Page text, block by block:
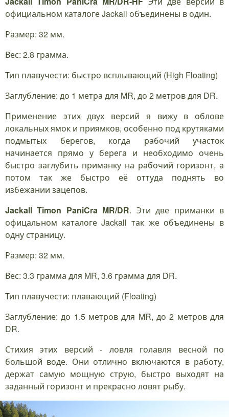
официальном каталоге Jackall объединены в один.
Размер: 32 мм.
Вес: 2.8 грамма.
Тип плавучести: быстро всплывающий (High Floating)
Заглубление: до 1 метра для MR, до 2 метров для DR.
Применение этих двух версий я вижу в облове
локальных ямок и приямков, особенно под крутяками
подмытых берегов, когда рабочий участок
начинается прямо у берега и необходимо очень
быстро заглубить приманку на рабочий горизонт, а
потом так же быстро её оттуда поднять во
избежании зацепов.
Jackall Timon PaniCra MR/DR. Эти две приманки в
офицальном каталоге Jackall так же объединены в
одну страницу.
Размер: 32 мм.
Вес: 3.3 грамма для MR, 3.6 грамма для DR.
Тип плавучести: плавающий (Floating)
Заглубление: до 1.5 метров для MR, до 2 метров для
DR.
Стихия этих версий - ловля голавля весной по
большой воде. Они отлично включаются в работу,
держат самую мощную струю, быстро выходят на
заданный горизонт и прекрасно ловят рыбу.